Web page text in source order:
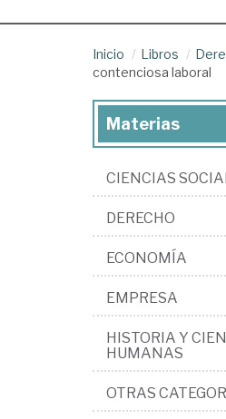
Inicio Libros
contenciosa laboral
Materias
CIENCIAS
DERECHO
ECONOMÍA
EMPRESA
HISTORIA Y
HUMANAS
OTRAS